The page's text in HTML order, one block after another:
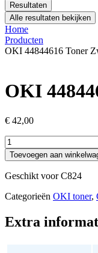
Resultaten
Alle resultaten bekijken
Home
Producten
OKI 44844616 Toner
OKI
€ 42,00
OKI
44844616
Toner
Zwart
aantal
Toevoegen aan
Geschikt voor C824
Categorieën OKI toner,
Extra